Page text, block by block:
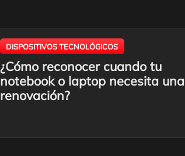
DISPOSITIVOS TECNOLÓGICOS
¿Cómo reconocer cuando tu
notebook o laptop necesita una
renovación?